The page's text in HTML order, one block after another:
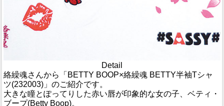
Detail
絡繰魂さんから「BETTY BOOP×絡繰魂 BETTY半袖Tシャ
ツ(232003)」のご紹介です。
大きな瞳とぽってりした赤い唇が印象的な女の子、ベティ・
ブープ(Betty Boop)。